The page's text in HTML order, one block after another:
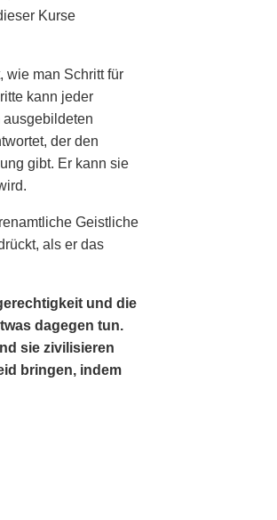
Kurse
wie man Schritt für
kann jeder
der den
gibt. Er kann sie
Geistliche
als er das
und die
dagegen tun.
sie zivilisieren
bringen, indem